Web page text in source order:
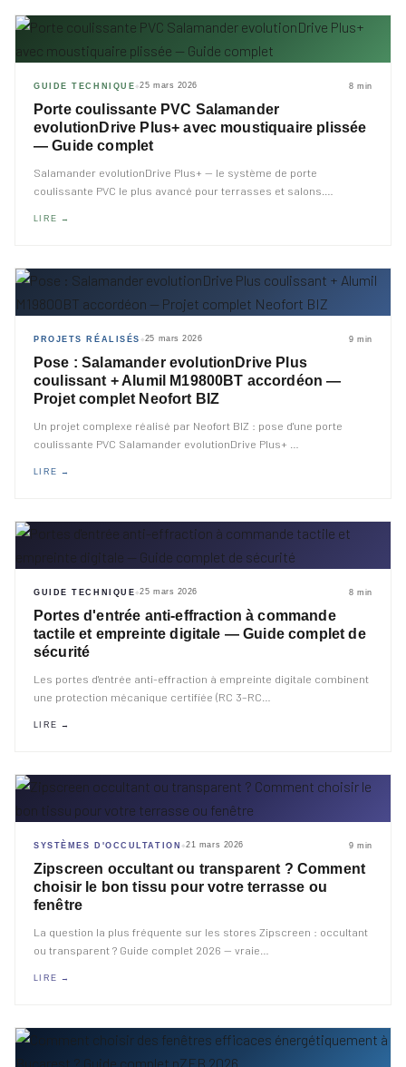
GUIDE TECHNIQUE ◆25 mars 2026 8 min
Porte coulissante PVC Salamander
evolutionDrive Plus+ avec moustiquaire plissée
— Guide complet
Salamander evolutionDrive Plus+ — le système de porte
coulissante PVC le plus avancé pour terrasses et salons.
LIRE →
PROJETS RÉALISÉS ◆25 mars 2026 9 min
Pose : Salamander evolutionDrive Plus
coulissant + Alumil M19800BT accordéon —
Projet complet Neofort BIZ
Un projet complexe réalisé par Neofort BIZ : pose d'une porte
coulissante PVC Salamander evolutionDrive Plus+
LIRE →
GUIDE TECHNIQUE ◆25 mars 2026 8 min
Portes d'entrée anti-effraction à commande
tactile et empreinte digitale — Guide complet de
sécurité
Les portes d'entrée anti-effraction à empreinte digitale combinent
une protection mécanique certifiée (RC 3–RC
LIRE →
SYSTÈMES D'OCCULTATION ◆21 mars 2026 9 min
Zipscreen occultant ou transparent ? Comment
choisir le bon tissu pour votre terrasse ou
fenêtre
La question la plus fréquente sur les stores Zipscreen : occultant
ou transparent ? Guide complet 2026 — vraie
LIRE →